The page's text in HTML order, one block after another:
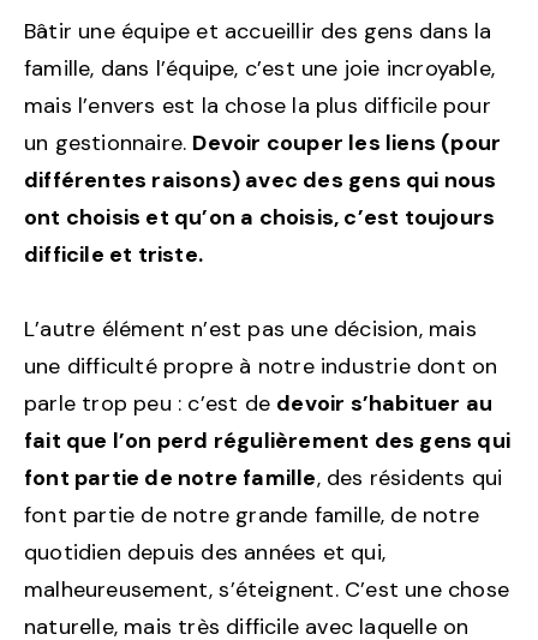
Bâtir une équipe et accueillir des gens dans la
famille, dans l’équipe, c’est une joie incroyable,
mais l’envers est la chose la plus difficile pour
un gestionnaire. Devoir couper les liens (pour
différentes raisons) avec des gens qui nous
ont choisis et qu’on a choisis, c’est toujours
difficile et triste.
L’autre élément n’est pas une décision, mais
une difficulté propre à notre industrie dont on
parle trop peu : c’est de devoir s’habituer au
fait que l’on perd régulièrement des gens qui
font partie de notre famille, des résidents qui
font partie de notre grande famille, de notre
quotidien depuis des années et qui,
malheureusement, s’éteignent. C’est une chose
naturelle, mais très difficile avec laquelle on